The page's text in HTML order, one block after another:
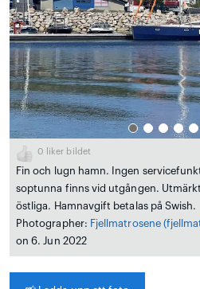
0 liker bildet
Fin och lugn hamn. Ingen
soptunna finns vid utgången.
östliga. Hamnavgift betalas på Swish.
Photographer: Fjellmatrosene
on 6. Jun 2022